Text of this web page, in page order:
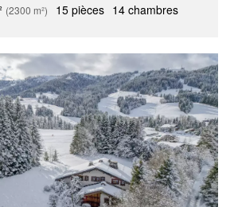
(2300 m²) 15 pièces 14 chambres